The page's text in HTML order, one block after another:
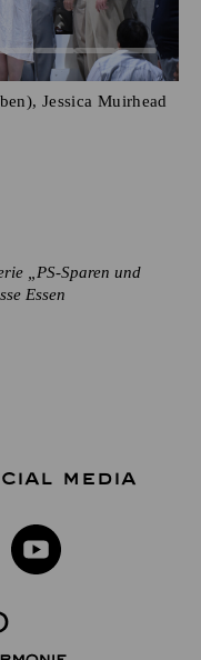
Jessica Muirhead
„PS-Sparen und
Essen
MEDIA